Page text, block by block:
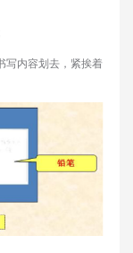
写内容划去，紧挨着